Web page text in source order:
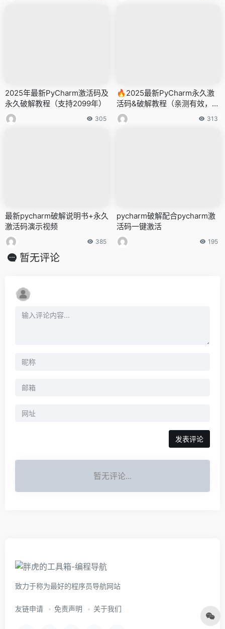
2025年最新PyCharm激活码及
永久破解教程（支持2099年）
305
🔥2025最新PyCharm永久激
活码&破解教程（亲测有效，支
持2099年）
313
最新pycharm破解说明书+永久
激活码演示视频
385
pycharm破解配合pycharm激
活码一键激活
195
暂无评论
暂无评论...
致力于称为最好的程序员导航网站
友链申请 免责声明 关于我们